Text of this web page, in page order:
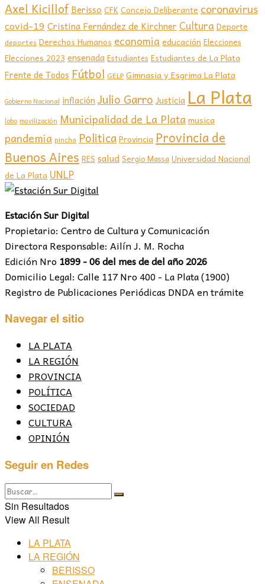
Axel Kicillof Berisso CFKConcejo Deliberante coronavirus
covid-19 Cristina Fernández de Kirchner Cultura Deporte
deportes Derechos Humanos economia educación Elecciones
Elecciones 2023 ensenada Estudiantes Estudiantes de La Plata
Frente de Todos Fútbol GELP Gimnasia y Esgrima La Plata
Gobierno Nacional inflación Julio Garro Justicia La Plata
lobo movilización Municipalidad de La Plata musica
pandemia pincha PoliticaProvincia Provincia de
Buenos Aires RES saludSergio MassaUniversidad Nacional
de La Plata UNLP
Estación Sur Digital
Propietario: Centro de Cultura y Comunicación
Directora Responsable: Ailín J. M. Rocha
Edición Nro 1899 - 06 del mes de del año 2026
Domicilio Legal: Calle 117 Nro 400 - La Plata (1900)
Registro de Publicaciones Periódicas DNDA en trámite
Navegar el sitio
LA PLATA
LA REGIÓN
PROVINCIA
POLÍTICA
SOCIEDAD
CULTURA
OPINIÓN
Seguir en Redes
Sin Resultados
View All Result
LA PLATA
LA REGIÓN
BERISSO